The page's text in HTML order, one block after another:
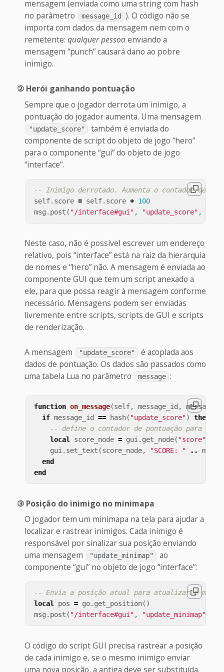
mensagem (enviada como uma string com hash
no parâmetro
message_id
). O código não se
importa com dados da mensagem nem com o
remetente:qualquer pessoaenviando a
mensagem “punch” causará dano ao pobre
inimigo.
② Herói ganhando pontuação
Sempre que o jogador derrota um inimigo, a
pontuação do jogador aumenta. Uma mensagem
"update_score"
também é enviada do
componente de script do objeto de jogo “hero”
para o componente “gui” do objeto de jogo
“interface”.
-- Inimigo derrotado. Aumenta o contador de
self. score = self. score + 100
msg . post ( "/interface#gui" , "update_score" ,
Neste caso, não é possível escrever um endereço
relativo, pois “interface” está na raiz da hierarquia
de nomes e “hero” não. A mensagem é enviada ao
componente GUI que tem um script anexado a
ele, para que possa reagir à mensagem conforme
necessário. Mensagens podem ser enviadas
livremente entre scripts, scripts de GUI e scripts
de renderização.
A mensagem "update_score"
é acoplada aos
dados de pontuação. Os dados são passados como
uma tabela Lua no parâmetro
message :
function on_message(self, message_id , message
if message_id == hash( "update_score")
then
-- define o contador de pontuação para a
local
score_node = gui . get_node( "score"
gui . set_text (score_node, "SCORE: " ..
end
end
③ Posição do inimigo no minimapa
O jogador tem um minimapa na tela para ajudar a
localizar e rastrear inimigos. Cada inimigo é
responsável por sinalizar sua posição enviando
uma mensagem
"update_minimap"
ao
componente “gui” no objeto de jogo “interface”:
-- Envia a posição atual para atualizar o
local pos = go. get_position()
msg . post ( "/interface#gui" , "update_minimap"
O código do script GUI precisa rastrear a posição
de cada inimigo e, se o mesmo inimigo enviar
uma nova posição, a antiga deve ser substituída.